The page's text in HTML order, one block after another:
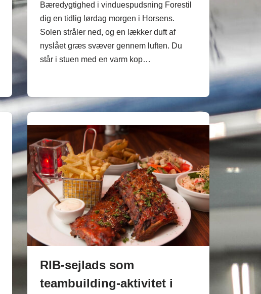
Bæredygtighed i vinduespudsning Forestil
dig en tidlig lørdag morgen i Horsens.
Solen stråler ned, og en lækker duft af
nyslået græs svæver gennem luften. Du
står i stuen med en varm kop…
RIB-sejlads som
teambuilding-aktivitet i